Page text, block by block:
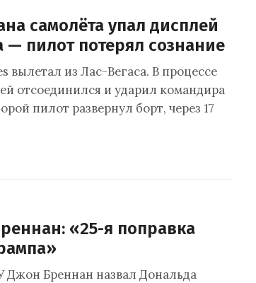
самолёта упал дисплей
— пилот потерял сознание
вылетал из Лас-Вегаса. В процессе
отсоединился и ударил командира
пилот развернул борт, через 17
«25-я поправка
Бреннан назвал Дональда